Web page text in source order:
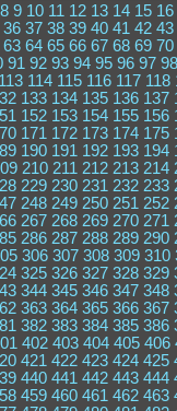
8 9 10 11 12 13 14 15 16
36 37 38 39 40 41 42 43
63 64 65 66 67 68 69 70
91 92 93 94 95 96 97 98
113 114 115 116 117 118
133 134 135 136 137
152 153 154 155 156
171 172 173 174 175
190 191 192 193 194
210 211 212 213 214
229 230 231 232 233
248 249 250 251 252
267 268 269 270 271
286 287 288 289 290
306 307 308 309 310
325 326 327 328 329
344 345 346 347 348
363 364 365 366 367
382 383 384 385 386
402 403 404 405 406
421 422 423 424 425
440 441 442 443 444
459 460 461 462 463